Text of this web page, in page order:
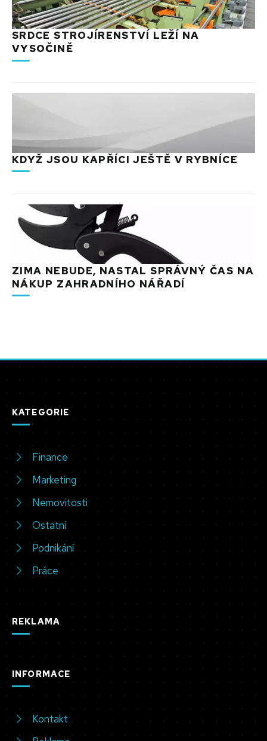
SRDCE STROJÍRENSTVÍ LEŽÍ NA
VYSOČINĚ
KDYŽ JSOU KAPŘÍCI JEŠTĚ V RYBNÍCE
ZIMA NEBUDE, NASTAL SPRÁVNÝ ČAS NA
NÁKUP ZAHRADNÍHO NÁŘADÍ
KATEGORIE
Finance
Marketing
Nemovitosti
Ostatní
Podnikání
Práce
REKLAMA
INFORMACE
Kontakt